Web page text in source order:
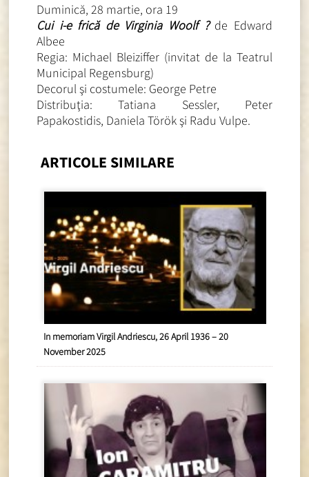
Duminică, 28 martie, ora 19
Cui i-e frică de Virginia Woolf ?de Edward
Albee
Regia: Michael Bleiziffer (invitat de la Teatrul
Municipal Regensburg)
Decorul şi costumele: George Petre
Distribuţia: Tatiana Sessler, Peter
Papakostidis, Daniela Török şi Radu Vulpe.
ARTICOLE SIMILARE
In memoriam Virgil Andriescu, 26 April 1936 – 20
November 2025